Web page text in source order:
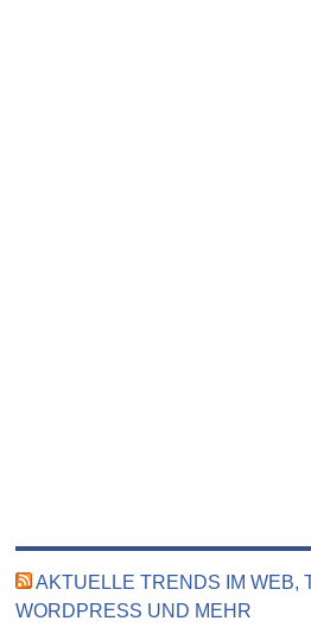
AKTUELLE TRENDS IM WEB,
WORDPRESS UND MEHR